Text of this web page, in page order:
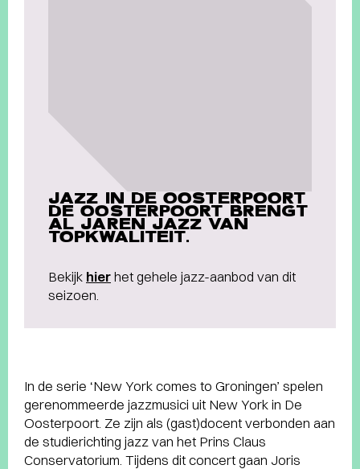
JAZZ IN DE OOSTERPOORT
DE OOSTERPOORT BRENGT
AL JAREN JAZZ VAN
TOPKWALITEIT.
Bekijk hierhet gehele jazz-aanbod van dit
seizoen.
In de serie ‘New York comes to Groningen’ spelen
gerenommeerde jazzmusici uit New York in De
Oosterpoort. Ze zijn als (gast)docent verbonden aan
de studierichting jazz van het Prins Claus
Conservatorium. Tijdens dit concert gaan Joris